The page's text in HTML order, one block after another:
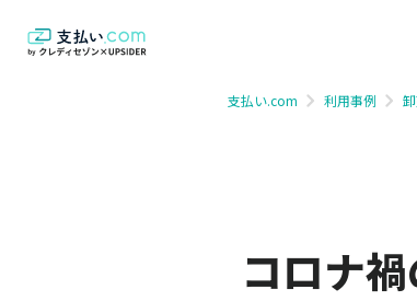
支払い.com 利用事例
コロナ